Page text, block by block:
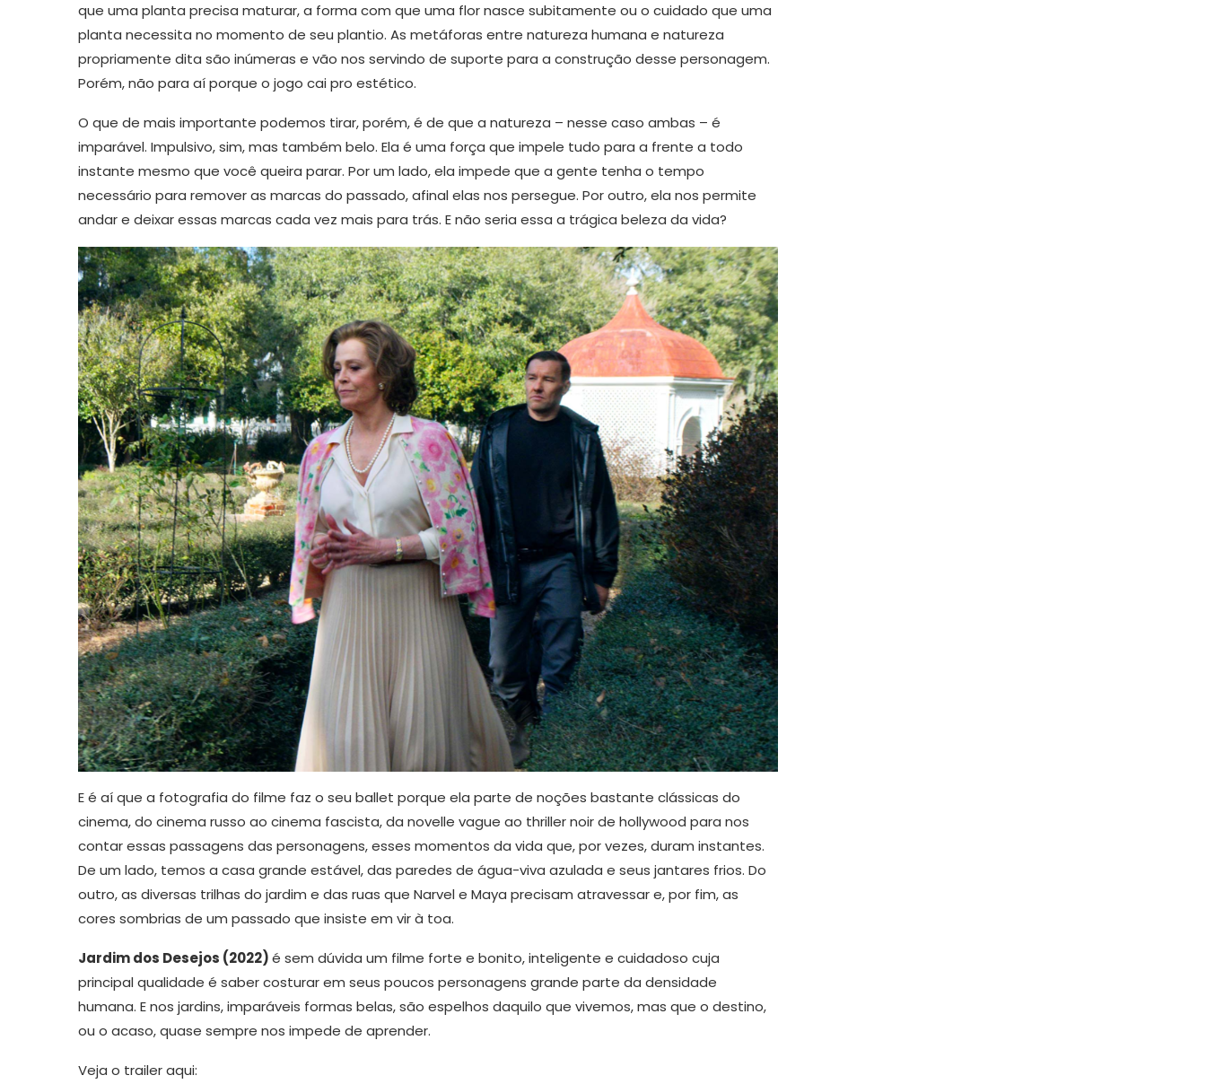
que uma planta precisa maturar, a forma com que uma flor nasce subitamente ou o cuidado que uma
planta necessita no momento de seu plantio. As metáforas entre natureza humana e natureza
propriamente dita são inúmeras e vão nos servindo de suporte para a construção desse personagem.
Porém, não para aí porque o jogo cai pro estético.
O que de mais importante podemos tirar, porém, é de que a natureza – nesse caso ambas – é
imparável. Impulsivo, sim, mas também belo. Ela é uma força que impele tudo para a frente a todo
instante mesmo que você queira parar. Por um lado, ela impede que a gente tenha o tempo
necessário para remover as marcas do passado, afinal elas nos persegue. Por outro, ela nos permite
andar e deixar essas marcas cada vez mais para trás. E não seria essa a trágica beleza da vida?
E é aí que a fotografia do filme faz o seu ballet porque ela parte de noções bastante clássicas do
cinema, do cinema russo ao cinema fascista, da novelle vague ao thriller noir de hollywood para nos
contar essas passagens das personagens, esses momentos da vida que, por vezes, duram instantes.
De um lado, temos a casa grande estável, das paredes de água-viva azulada e seus jantares frios. Do
outro, as diversas trilhas do jardim e das ruas que Narvel e Maya precisam atravessar e, por fim, as
cores sombrias de um passado que insiste em vir à toa.
Jardim dos Desejos (2022)é sem dúvida um filme forte e bonito, inteligente e cuidadoso cuja
principal qualidade é saber costurar em seus poucos personagens grande parte da densidade
humana. E nos jardins, imparáveis formas belas, são espelhos daquilo que vivemos, mas que o destino,
ou o acaso, quase sempre nos impede de aprender.
Veja o trailer aqui: